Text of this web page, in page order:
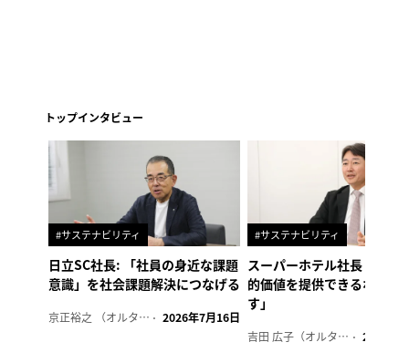
トップインタビュー
#サステナビリティ
日立SC社長: 「社員の身近な課題
意識」を社会課題解決につなげる
京正裕之 （オルタナ副編集長） 2026年7月16日
#サステナビリティ
スーパーホテル社長「地域
的価値を提供できるホテル
す」
吉田 広子（オルタナ輪番編集長） 2026年6